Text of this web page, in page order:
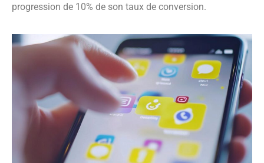
progression de 10% de son taux de conversion.